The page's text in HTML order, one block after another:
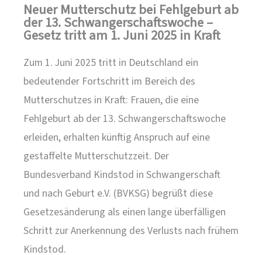
Neuer Mutterschutz bei Fehlgeburt ab
der 13. Schwangerschaftswoche –
Gesetz tritt am 1. Juni 2025 in Kraft
Zum 1. Juni 2025 tritt in Deutschland ein
bedeutender Fortschritt im Bereich des
Mutterschutzes in Kraft: Frauen, die eine
Fehlgeburt ab der 13. Schwangerschaftswoche
erleiden, erhalten künftig Anspruch auf eine
gestaffelte Mutterschutzzeit. Der
Bundesverband Kindstod in Schwangerschaft
und nach Geburt e.V. (BVKSG) begrüßt diese
Gesetzesänderung als einen lange überfälligen
Schritt zur Anerkennung des Verlusts nach frühem
Kindstod.